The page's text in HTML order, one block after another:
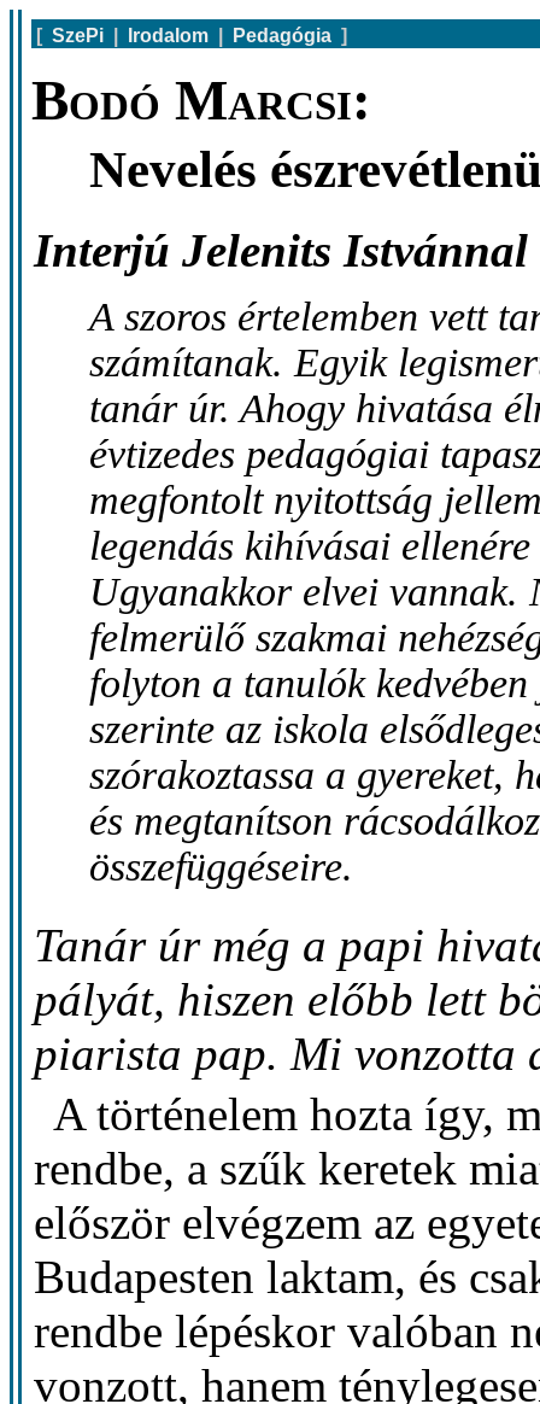
[ SzePi Irodalom Pedagógia ]
Bodó Marcsi:
Nevelés
Interjú Jelenits Istvánnal
A szoros értelemben vett
számítanak. Egyik
tanár úr. Ahogy hivatása
évtizedes pedagógiai
megfontolt nyitottság
legendás kihívásai
Ugyanakkor elvei vannak.
felmerülő szakmai
folyton a tanulók
szerinte az iskola
szórakoztassa a gyereket,
és megtanítson
összefüggéseire.
Tanár úr még a papi
pályát, hiszen előbb lett
piarista pap. Mi vonzotta
A történelem hozta így,
rendbe, a szűk keretek
először elvégzem az
Budapesten laktam, és
rendbe lépéskor valóban
vonzott, hanem